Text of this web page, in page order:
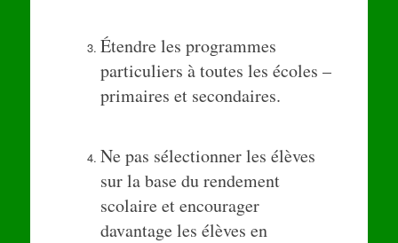
Étendre les programmes
particuliers à toutes les écoles –
primaires et secondaires.
Ne pas sélectionner les élèves
sur la base du rendement
scolaire et encourager
davantage les élèves en